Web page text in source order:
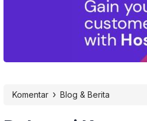
Komentar › Blog & Berita